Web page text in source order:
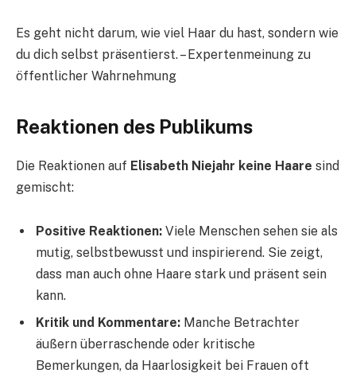
Es geht nicht darum, wie viel Haar du hast, sondern wie
du dich selbst präsentierst. – Expertenmeinung zu
öffentlicher Wahrnehmung
Reaktionen des Publikums
Die Reaktionen auf Elisabeth Niejahr keine Haare sind
gemischt:
Positive Reaktionen: Viele Menschen sehen sie als
mutig, selbstbewusst und inspirierend. Sie zeigt,
dass man auch ohne Haare stark und präsent sein
kann.
Kritik und Kommentare: Manche Betrachter
äußern überraschende oder kritische
Bemerkungen, da Haarlosigkeit bei Frauen oft